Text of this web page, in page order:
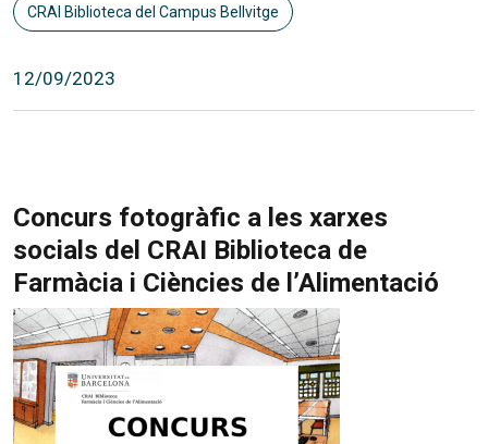
CRAI Biblioteca del Campus Bellvitge
12/09/2023
Concurs fotogràfic a les xarxes
socials del CRAI Biblioteca de
Farmàcia i Ciències de l’Alimentació